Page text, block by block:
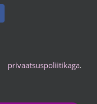
vesta@kangakoi.ee
privaatsuspoliitikaga.